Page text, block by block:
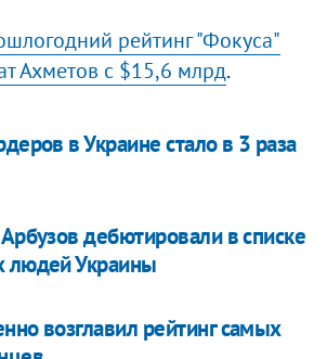
рейтинг "Фокуса"
Ахметов с $15,6 млрд.
в Украине стало в 3 раза
дебютировали в списке
людей Украины
возглавил рейтинг самых